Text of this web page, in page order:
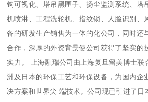
钩可视化、塔吊黑匣子、扬尘监测系统、塔
机喷淋、工程洗轮机、指纹锁、人脸识别、
备的研发生产销售为一体的化公司，同时还
合作，深厚的外资背景使公司获得了坚实的
实力。 上海融瑞公司由上海复旦留美博士联
洲及日本的环保工艺和环保设备，为国内企
决方案和世界尖 端技术。公司现已引进了日